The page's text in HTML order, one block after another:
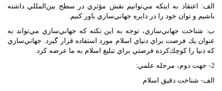
الف: اعتقاد به اينكه مي‌توانيم نقش مؤثري در سطح بين‌المللي داشته
باشيم و توان خود را در دايره جهاني‌سازي باور كنيم.
ب: شناخت جهاني‌سازي، توجه به اين نكته كه جهاني‌سازي مي‌تواند به
عنوان يك فرصت براي دنياي اسلام مورد استفاده قرار گيرد. جهاني‌سازي
كه دنيا را كوچك‌كرده فرصتي براي تبليغ اسلام به ما عرضه كرد.
2- جهت دوم،‌ مرحله علمي:
الف- شناخت دقيق اسلام